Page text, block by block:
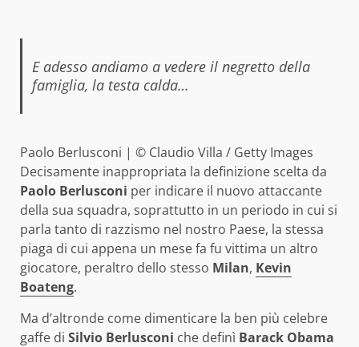
E adesso andiamo a vedere il negretto della
famiglia, la testa calda…
Paolo Berlusconi | © Claudio Villa / Getty Images
Decisamente inappropriata la definizione scelta da
Paolo Berlusconi per indicare il nuovo attaccante
della sua squadra, soprattutto in un periodo in cui si
parla tanto di razzismo nel nostro Paese, la stessa
piaga di cui appena un mese fa fu vittima un altro
giocatore, peraltro dello stesso Milan, Kevin
Boateng.
Ma d’altronde come dimenticare la ben più celebre
gaffe di Silvio Berlusconi che definì Barack Obama